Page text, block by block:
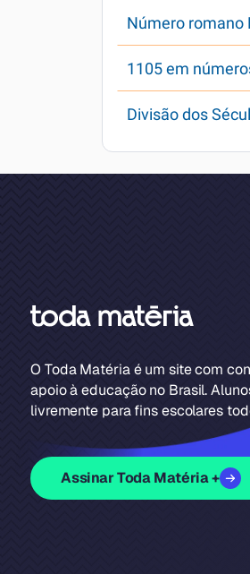
Número romano
1105 em
Divisão dos
O Toda Matéria é um site com
apoio à educação no Brasil.
livremente para fins escolares
Assinar Toda Matéria +